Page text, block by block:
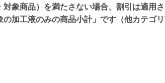
対象商品）を満たさない場合、割引は適用
の加工液のみの商品小計」です（他カテゴ